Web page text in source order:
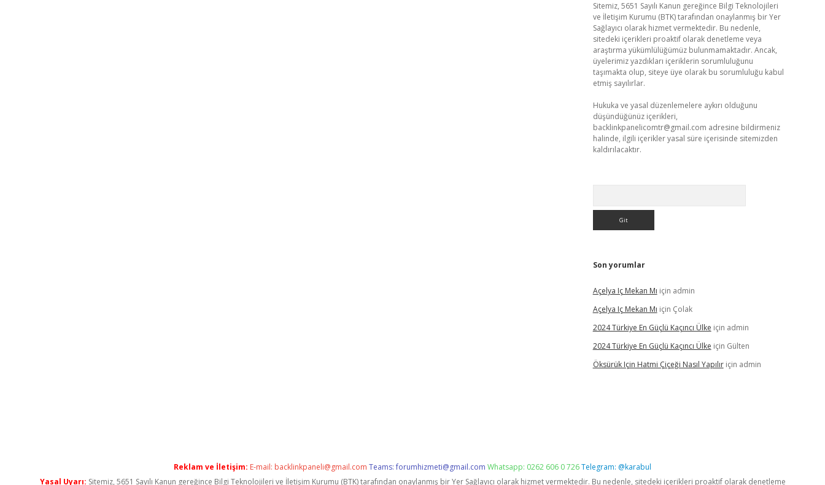
Sitemiz, 5651 Sayılı Kanun gereğince Bilgi Teknolojileri
ve İletişim Kurumu (BTK) tarafından onaylanmış bir Yer
Sağlayıcı olarak hizmet vermektedir. Bu nedenle,
sitedeki içerikleri proaktif olarak denetleme veya
araştırma yükümlülüğümüz bulunmamaktadır. Ancak,
üyelerimiz yazdıkları içeriklerin sorumluluğunu
taşımakta olup, siteye üye olarak bu sorumluluğu kabul
etmiş sayılırlar.
Hukuka ve yasal düzenlemelere aykırı olduğunu
düşündüğünüz içerikleri,
backlinkpanelicomtr@gmail.com adresine bildirmeniz
halinde, ilgili içerikler yasal süre içerisinde sitemizden
kaldırılacaktır.
Son yorumlar
Açelya Iç Mekan Mı için admin
Açelya Iç Mekan Mı için Çolak
2024 Türkiye En Güçlü Kaçıncı Ülke için admin
2024 Türkiye En Güçlü Kaçıncı Ülke için Gülten
Öksürük Için Hatmi Çiçeği Nasıl Yapılıriçin admin
Reklam ve İletişim: E-mail: backlinkpaneli@gmail.com Teams:forumhizmeti@gmail.com Whatsapp: 0262 606 0 726Telegram: @karabul
Yasal Uyarı: Sitemiz, 5651 Sayılı Kanun gereğince Bilgi Teknolojileri ve İletişim Kurumu (BTK) tarafından onaylanmış bir Yer Sağlayıcı olarak hizmet vermektedir. Bu nedenle, sitedeki içerikleri proaktif olarak denetleme